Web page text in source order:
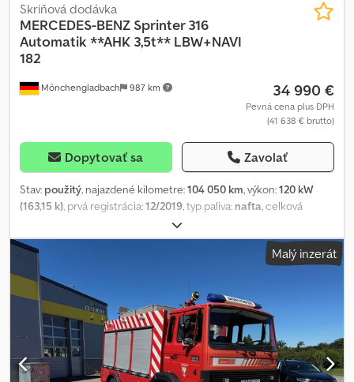
Mönchengladbach 987 km
Skriňová dodávka
MERCEDES-BENZ Sprinter 316
Automatik **AHK 3,5t** LBW+NAVI
182
34 990 €
Pevná cena plus DPH
(41 638 € brutto)
Dopytovať sa Zavolať
Stav: použitý, najazdené kilometre:104 050 km, výkon:120 kW
(163,15 k), prvá registrácia:12/2019, typ paliva: nafta, celková
, typ prevodu:
trieda:Euro 6, počet sedadiel:3, celková dĺžka:6 146 mm, celková
šírka:
, dĺžka ložného priestoru:
3 600 mm
priestoru:2 100 mm
ABS, centrálne zamykanie,
elektronický stabilizačný program (ESP), klimatizácia,
navigačný systém, sadzový filter, zdvíhacie čelo, Interné číslo
vozidla: 1823 ----Prečo si vybrať autonext? Vyše 400 vozidiel, ktoré
sú okamžite k dispozícii – osobných aj úžitkových. Jedna z
najväčších výstav vozidiel v regióne. Vyše 1 000 spokojných
Malý inzerát